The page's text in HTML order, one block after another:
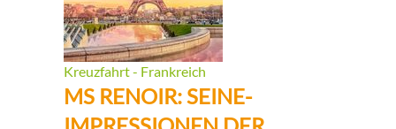
Kreuzfahrt - Frankreich
MS RENOIR: SEINE-